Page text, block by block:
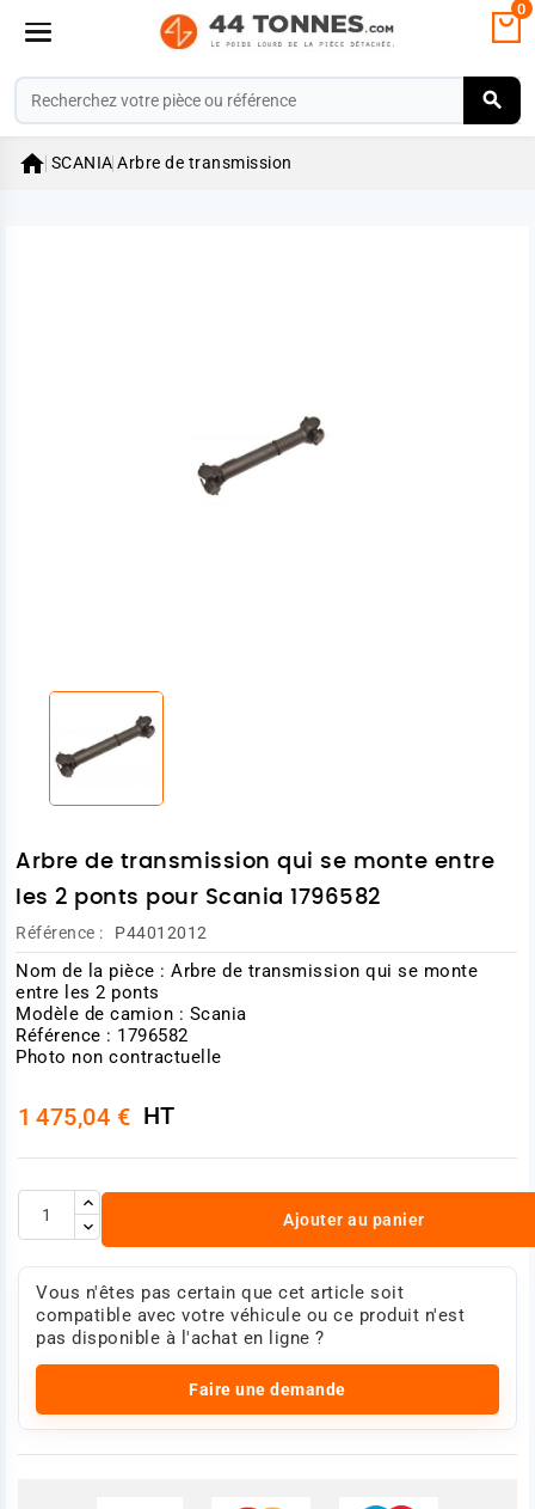
0
 SCANIA Arbre de transmission
Arbre de transmission qui se monte entre
les 2 ponts pour Scania 1796582
Référence : P44012012
Nom de la pièce : Arbre de transmission qui se monte
entre les 2 ponts
Modèle de camion : Scania
Référence : 1796582
Photo non contractuelle
1 475,04 € HT
Ajouter au panier
Vous n'êtes pas certain que cet article soit
compatible avec votre véhicule ou ce produit n'est
pas disponible à l'achat en ligne ?
Faire une demande